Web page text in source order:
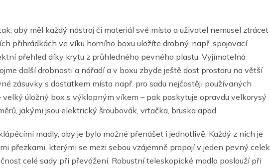
aby měl každý nástroj či materiál své místo a uživatel nemusel ztrácet
přihrádkách ve víku horního boxu uložíte drobný, např. spojovací
přehled díky krytu z průhledného pevného plastu. Vyjímatelná
další drobnosti a nářadí a v boxu zbyde ještě dost prostoru na větší
zásuvky s dostatkem místa např. pro sadu nejčastěji používaných
velký úložný box s výklopným víkem – pak poskytuje opravdu velkorysý
jakými jsou elektrický šroubovák, vrtačka, bruska apod.
madly, aby je bylo možné přenášet i jednotlivě. Každý z nich je
přezkami, kterými se mezi sebou vzájemně propojí v jeden pevný celek,
celé sady při převážení. Robustní teleskopické madlo poslouží při